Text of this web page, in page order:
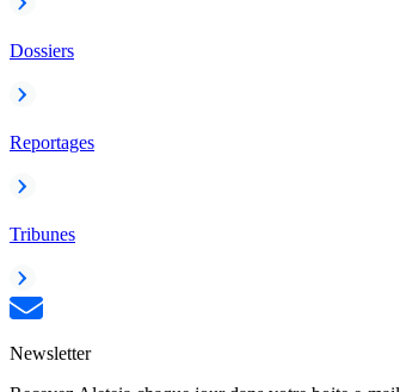
Dossiers
Reportages
Tribunes
Newsletter